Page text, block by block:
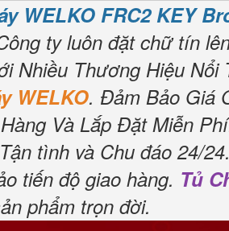
WELKO FRC2 KEY
ty luôn đặt chữ tín
Nhiều Thương Hiệu
WELKO. Đảm Bảo Giá
Và Lắp Đặt Miễn
tình và Chu đáo 24/24.
tiến độ giao hàng. Tủ
phẩm trọn đời.